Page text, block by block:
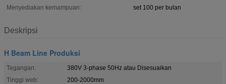
Menyediakan kemampuan:
set 100 per bulan
Deskripsi
H Beam Line Produksi
Tegangan:
380V 3-phase 50Hz atau Disesuaikan
Tinggi web:
200-2000mm